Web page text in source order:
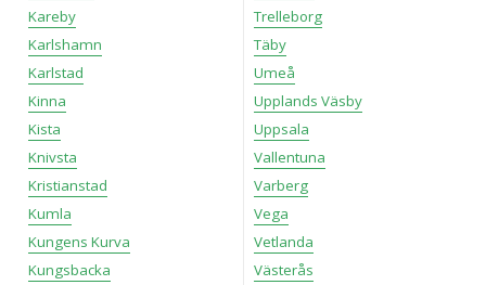
Kareby
Karlshamn
Karlstad
Kinna
Kista
Knivsta
Kristianstad
Kumla
Kungens Kurva
Kungsbacka
Trelleborg
Täby
Umeå
Upplands Väsby
Uppsala
Vallentuna
Varberg
Vega
Vetlanda
Västerås